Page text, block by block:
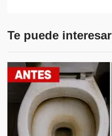
Te puede interesar